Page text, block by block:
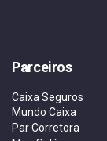
Parceiros
Caixa Seguros
Mundo Caixa
Par Corretora